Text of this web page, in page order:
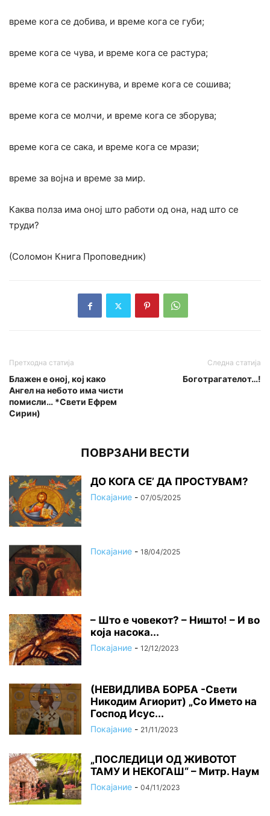
време кога се добива, и време кога се губи;
време кога се чува, и време кога се растура;
време кога се раскинува, и време кога се сошива;
време кога се молчи, и време кога се зборува;
време кога се сака, и време кога се мрази;
време за војна и време за мир.
Каква полза има оној што работи од она, над што се
труди?
(Соломон Книга Проповедник)
Претходна статија
Блажен е оној, кој како
Ангел на небото има чисти
помисли… *Свети Ефрем
Сирин)
Следна статија
Боготрагателот…!
ПОВРЗАНИ ВЕСТИ
ДО КОГА СЕ’ ДА ПРОСТУВАМ?
Покајание - 07/05/2025
Покајание - 18/04/2025
– Што е човекот? – Ништо! – И во
која насока...
Покајание - 12/12/2023
(НЕВИДЛИВА БОРБА -Свети
Никодим Агиорит) „Со Името на
Господ Исус...
Покајание - 21/11/2023
„ПОСЛЕДИЦИ ОД ЖИВОТОТ
ТАМУ И НЕКОГАШ“ – Митр. Наум
Покајание - 04/11/2023